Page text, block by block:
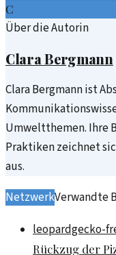
C
Über die Autorin
Clara Bergmann
Clara Bergmann ist
Umweltthemen. Ihre
Praktiken zeichnet
aus.
NetzwerkVerwandte
leopardgecko-
Rückzug der